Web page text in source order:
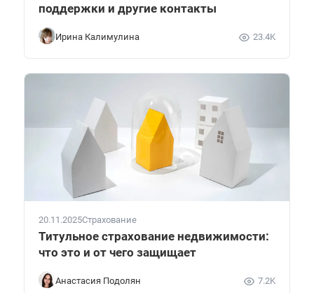
поддержки и другие контакты
Ирина Калимулина 23.4K
20.11.2025Страхование
Титульное страхование недвижимости:
что это и от чего защищает
Анастасия Подолян 7.2K